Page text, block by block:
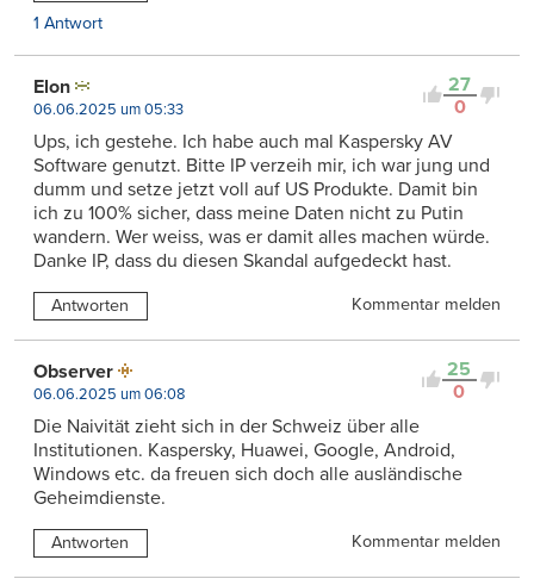
1 Antwort
27
0
Elon
06.06.2025 um 05:33
Ups, ich gestehe. Ich habe auch mal Kaspersky AV
Software genutzt. Bitte IP verzeih mir, ich war jung und
dumm und setze jetzt voll auf US Produkte. Damit bin
ich zu 100% sicher, dass meine Daten nicht zu Putin
wandern. Wer weiss, was er damit alles machen würde.
Danke IP, dass du diesen Skandal aufgedeckt hast.
Antworten Kommentar melden
25
0
Observer
06.06.2025 um 06:08
Die Naivität zieht sich in der Schweiz über alle
Institutionen. Kaspersky, Huawei, Google, Android,
Windows etc. da freuen sich doch alle ausländische
Geheimdienste.
Antworten Kommentar melden